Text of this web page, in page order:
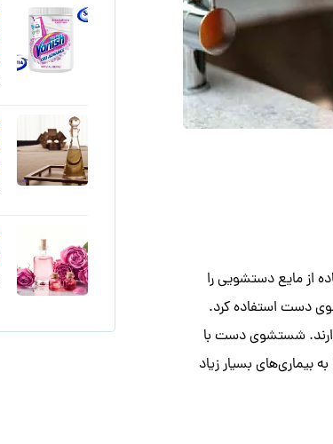
از مایع دستشویی را
دست استفاده کرد.
دارند. شستشوی دست با
بیماری‌های بسیار زیاد